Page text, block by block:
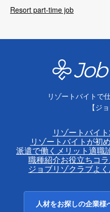
Resort part-time job
リゾートバイトで
【ジ
リゾートバイ
リゾートバイトが初
派遣で働くメリット適職
職種紹介お役立ちコ
ジョブリゾクラブよ
人材をお探しの企業様